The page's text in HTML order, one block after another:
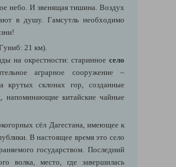
небо. И звенящая тишина. Воздух
в душу. Гамсутль необходимо
21 км).
на окрестности: старинное село
аграрное сооружение –
крутых склонах гор, созданные
напоминающие китайские чайные
сёл Дагестана, имеющее к
В настоящее время это село
государством. Последний
волка, место, где завершилась